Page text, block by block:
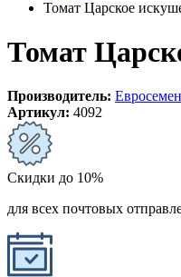
Томат Царское
Томат
Производитель:
Артикул: 4092
Скидки до 10%
для всех почтовых